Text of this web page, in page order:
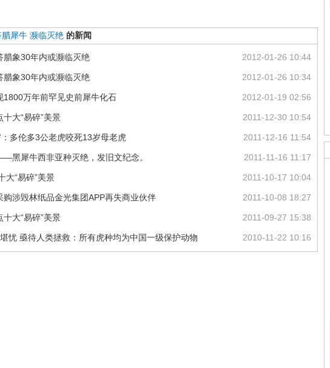
犀牛 濒临灭绝 的新闻
2012-01-26 10:44
腊象30年内或濒临灭绝
2012-01-26 10:34
腊象30年内或濒临灭绝
2012-01-19 02:56
1800万年前罕见史前犀牛化石
2011-12-30 10:54
大“易碎”美景
2011-12-16 11:54
：多伦多3公老虎咬死13岁母老虎
2011-11-16 11:17
黑犀牛西非亚种灭绝，发旧文纪念。
2011-10-17 10:04
大“易碎”美景
2011-10-08 18:27
购涉毁林纸品金光集团APP再失商业伙伴
2011-09-27 15:38
大“易碎”美景
2010-11-22 10:16
忧 亟待人类拯救：所有虎种均为中国一级保护动物